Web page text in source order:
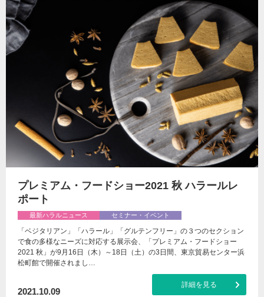
プレミアム・フードショー2021 秋 ハラールレ
ポート
最新ハラルニュース セミナー・イベント
「ベジタリアン」「ハラール」「グルテンフリー」の３つのセクション
で食の多様なニーズに対応する展示会、「プレミアム・フードショー
2021 秋」が9月16日（木）～18日（土）の3日間、東京貿易センター浜
松町館で開催されまし…
2021.10.09
詳細を見る